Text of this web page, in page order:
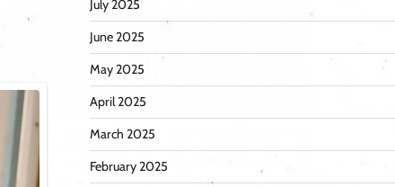
July 2025
June 2025
May 2025
April 2025
March 2025
February 2025